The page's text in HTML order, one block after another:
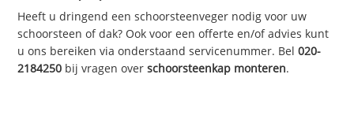
Heeft u dringend een schoorsteenveger nodig voor uw
schoorsteen of dak? Ook voor een offerte en/of advies kunt
u ons bereiken via onderstaand servicenummer. Bel020-
2184250 bij vragen overschoorsteenkap monteren.